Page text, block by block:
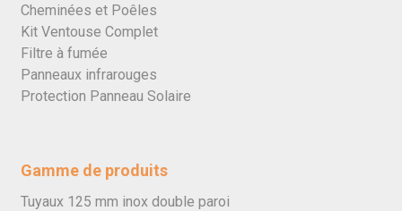
Cheminées et Poêles
Kit Ventouse Complet
Filtre à fumée
Panneaux infrarouges
Protection Panneau Solaire
Gamme de produits
Tuyaux 125 mm inox double paroi